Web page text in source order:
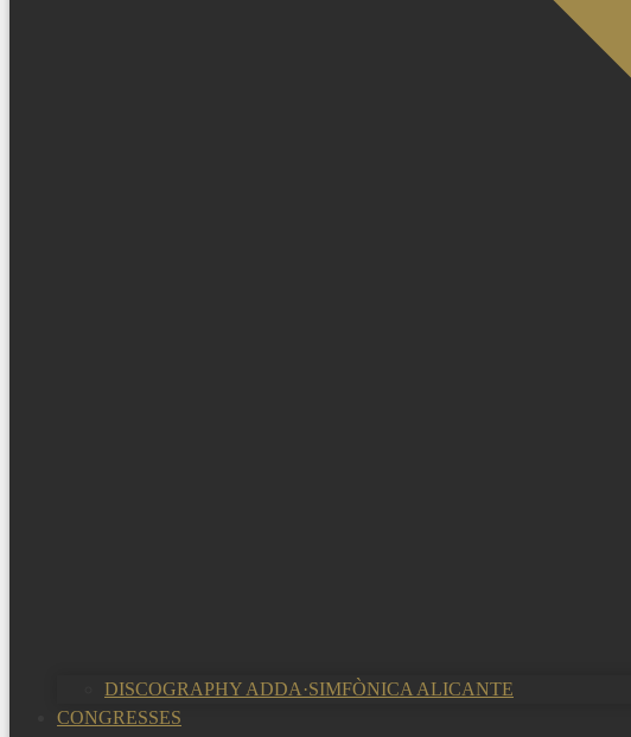
DISCOGRAPHY ADDA·SIMFÒNICA ALICANTE
CONGRESSES